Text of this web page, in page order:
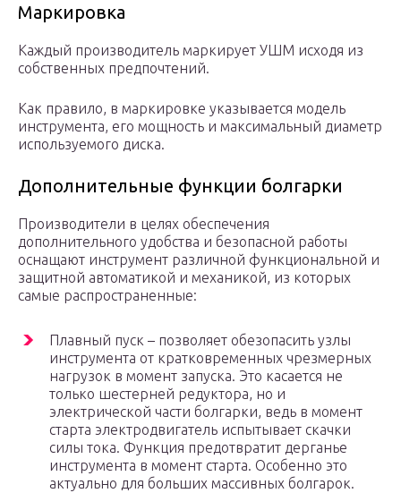
Маркировка
Каждый производитель маркирует УШМ исходя из
собственных предпочтений.
Как правило, в маркировке указывается модель
инструмента, его мощность и максимальный диаметр
используемого диска.
Дополнительные функции болгарки
Производители в целях обеспечения
дополнительного удобства и безопасной работы
оснащают инструмент различной функциональной и
защитной автоматикой и механикой, из которых
самые распространенные:
Плавный пуск – позволяет обезопасить узлы
инструмента от кратковременных чрезмерных
нагрузок в момент запуска. Это касается не
только шестерней редуктора, но и
электрической части болгарки, ведь в момент
старта электродвигатель испытывает скачки
силы тока. Функция предотвратит дерганье
инструмента в момент старта. Особенно это
актуально для больших массивных болгарок.